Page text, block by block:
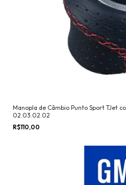
Manopla de Câmbio Punto Sport TJet
02.03.02.02
R$110,00